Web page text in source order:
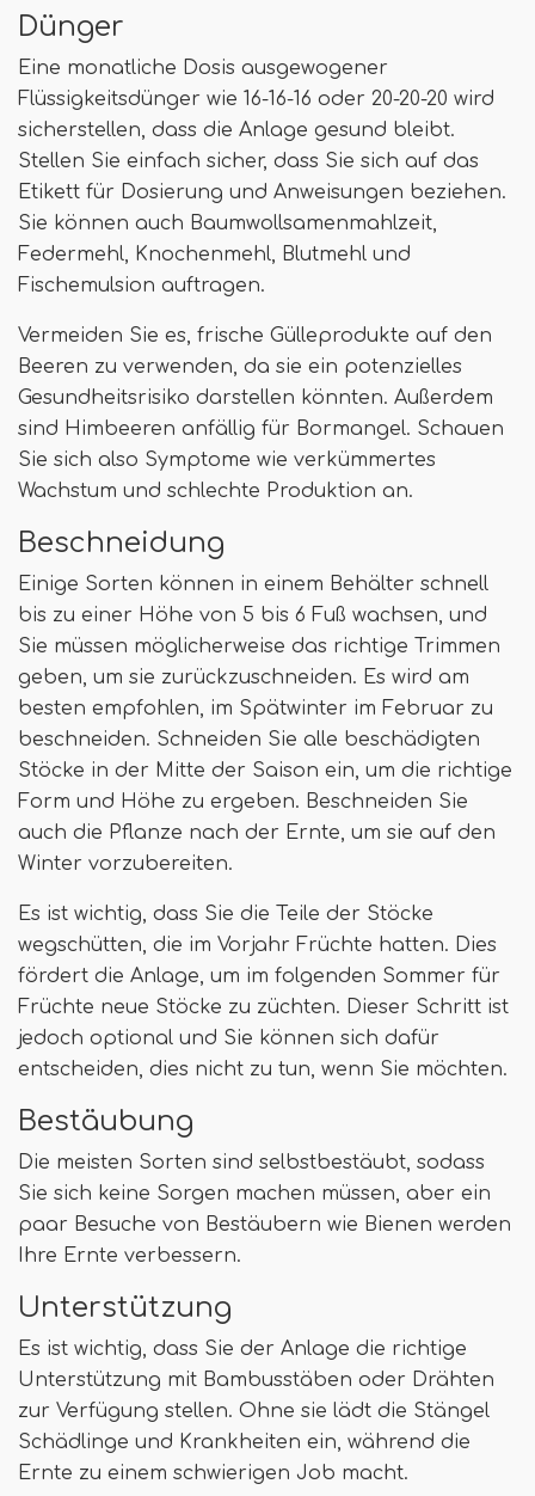
Dünger
Eine monatliche Dosis ausgewogener
Flüssigkeitsdünger wie 16-16-16 oder 20-20-20 wird
sicherstellen, dass die Anlage gesund bleibt.
Stellen Sie einfach sicher, dass Sie sich auf das
Etikett für Dosierung und Anweisungen beziehen.
Sie können auch Baumwollsamenmahlzeit,
Federmehl, Knochenmehl, Blutmehl und
Fischemulsion auftragen.
Vermeiden Sie es, frische Gülleprodukte auf den
Beeren zu verwenden, da sie ein potenzielles
Gesundheitsrisiko darstellen könnten. Außerdem
sind Himbeeren anfällig für Bormangel. Schauen
Sie sich also Symptome wie verkümmertes
Wachstum und schlechte Produktion an.
Beschneidung
Einige Sorten können in einem Behälter schnell
bis zu einer Höhe von 5 bis 6 Fuß wachsen, und
Sie müssen möglicherweise das richtige Trimmen
geben, um sie zurückzuschneiden. Es wird am
besten empfohlen, im Spätwinter im Februar zu
beschneiden. Schneiden Sie alle beschädigten
Stöcke in der Mitte der Saison ein, um die richtige
Form und Höhe zu ergeben. Beschneiden Sie
auch die Pflanze nach der Ernte, um sie auf den
Winter vorzubereiten.
Es ist wichtig, dass Sie die Teile der Stöcke
wegschütten, die im Vorjahr Früchte hatten. Dies
fördert die Anlage, um im folgenden Sommer für
Früchte neue Stöcke zu züchten. Dieser Schritt ist
jedoch optional und Sie können sich dafür
entscheiden, dies nicht zu tun, wenn Sie möchten.
Bestäubung
Die meisten Sorten sind selbstbestäubt, sodass
Sie sich keine Sorgen machen müssen, aber ein
paar Besuche von Bestäubern wie Bienen werden
Ihre Ernte verbessern.
Unterstützung
Es ist wichtig, dass Sie der Anlage die richtige
Unterstützung mit Bambusstäben oder Drähten
zur Verfügung stellen. Ohne sie lädt die Stängel
Schädlinge und Krankheiten ein, während die
Ernte zu einem schwierigen Job macht.